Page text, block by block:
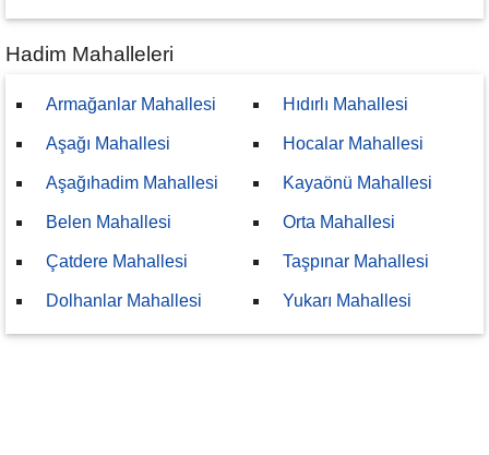
Hadim Mahalleleri
Armağanlar Mahallesi
Aşağı Mahallesi
Aşağıhadim Mahallesi
Belen Mahallesi
Çatdere Mahallesi
Dolhanlar Mahallesi
Hıdırlı Mahallesi
Hocalar Mahallesi
Kayaönü Mahallesi
Orta Mahallesi
Taşpınar Mahallesi
Yukarı Mahallesi